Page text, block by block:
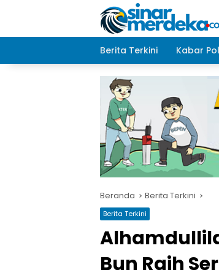
Berita Terkini
Kabar
Beranda Berita Terkini
Berita Terkini
Bun Raih